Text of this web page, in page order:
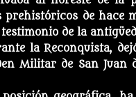
prehistóricos de hace
de la
la Reconquista,
Militar de San Juan